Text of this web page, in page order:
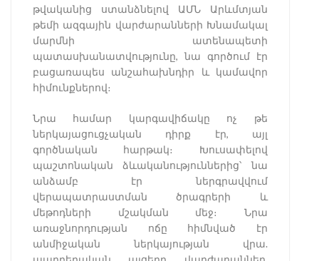
թվականից ստանձնելով ԱՄՆ Արևմտյան
թեմի ազգային վարժարանների Խնամակալ
մարմնի ատենապետի
պատասխանատվությունը, նա գործում էր
բացառապես անշահախնդիր և կամավոր
հիմունքներով։
Նրա համար կարգավիճակը ոչ թե
ներկայացուցչական դիրք էր, այլ
գործնական հարթակ։ Խուսափելով
պաշտոնական ձևականություններից՝ նա
անձամբ էր ներգրավվում
վերապատրաստման ծրագրերի և
մեթոդների մշակման մեջ։ Նրա
առաջնորդության ոճը հիմնված էր
անմիջական ներկայության վրա.